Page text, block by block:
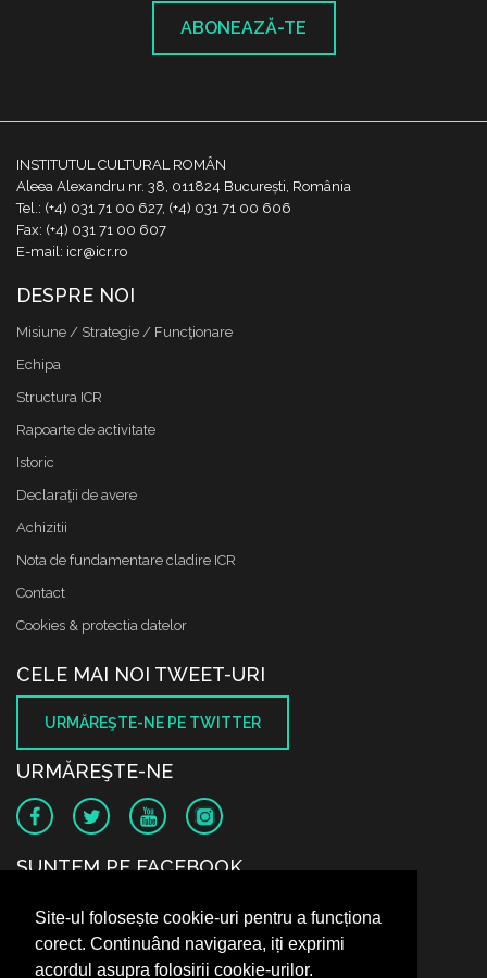
Site-ul folosește cookie-uri pentru a funcționa
corect. Continuând navigarea, iți exprimi
acordul asupra folosirii cookie-urilor.
ABONEAZĂ-TE
INSTITUTUL CULTURAL ROMÂN
Aleea Alexandru nr. 38, 011824 București, România
Tel.: (+4) 031 71 00 627, (+4) 031 71 00 606
Fax: (+4) 031 71 00 607
E-mail: icr@icr.ro
DESPRE NOI
Misiune / Strategie / Funcţionare
Echipa
Structura ICR
Rapoarte de activitate
Istoric
Declaraţii de avere
Achizitii
Nota de fundamentare cladire ICR
Contact
Cookies & protectia datelor
CELE MAI NOI TWEET-URI
URMĂREŞTE-NE PE TWITTER
URMĂREŞTE-NE
SUNTEM PE FACEBOOK